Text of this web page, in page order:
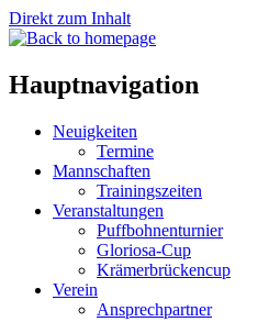
Direkt zum Inhalt
Hauptnavigation
Neuigkeiten
Termine
Mannschaften
Trainingszeiten
Veranstaltungen
Puffbohnenturnier
Gloriosa-Cup
Krämerbrückencup
Verein
Ansprechpartner